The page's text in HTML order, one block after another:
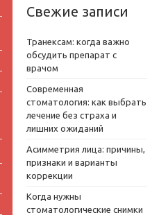
Свежие записи
Транексам: когда важно
обсудить препарат с
врачом
Современная
стоматология: как выбрать
лечение без страха и
лишних ожиданий
Асимметрия лица: причины,
признаки и варианты
коррекции
Когда нужны
стоматологические снимки